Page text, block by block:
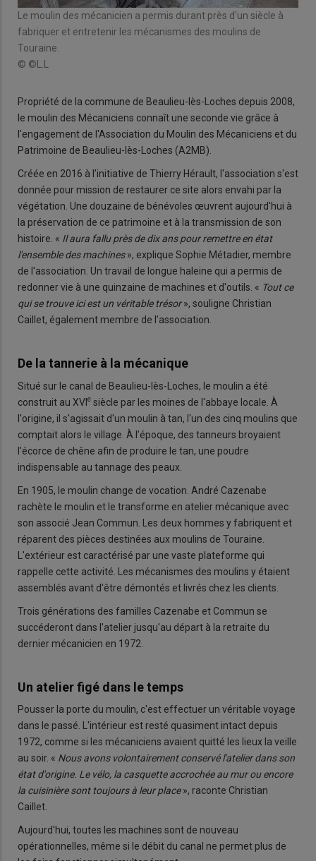
Le moulin des mécanicien a permis durant près d'un siècle à
fabriquer et entretenir les mécanismes des moulins de
Touraine.
© ©L.L
Propriété de la commune de Beaulieu-lès-Loches depuis 2008,
le moulin des Mécaniciens connaît une seconde vie grâce à
l'engagement de l'Association du Moulin des Mécaniciens et du
Patrimoine de Beaulieu-lès-Loches (A2MB).
Créée en 2016 à l'initiative de Thierry Hérault, l'association s'est
donnée pour mission de restaurer ce site alors envahi par la
végétation. Une douzaine de bénévoles œuvrent aujourd'hui à
la préservation de ce patrimoine et à la transmission de son
histoire. « Il aura fallu près de dix ans pour remettre en état
l'ensemble des machines», explique Sophie Métadier, membre
de l'association. Un travail de longue haleine qui a permis de
redonner vie à une quinzaine de machines et d'outils. « Tout ce
qui se trouve ici est un véritable trésor», souligne Christian
Caillet, également membre de l’association.
De la tannerie à la mécanique
Situé sur le canal de Beaulieu-lès-Loches, le moulin a été
construit au XVIe siècle par les moines de l'abbaye locale. À
l'origine, il s'agissait d'un moulin à tan, l'un des cinq moulins que
comptait alors le village. À l’époque, des tanneurs broyaient
l'écorce de chêne afin de produire le tan, une poudre
indispensable au tannage des peaux.
En 1905, le moulin change de vocation. André Cazenabe
rachète le moulin et le transforme en atelier mécanique avec
son associé Jean Commun. Les deux hommes y fabriquent et
réparent des pièces destinées aux moulins de Touraine.
L'extérieur est caractérisé par une vaste plateforme qui
rappelle cette activité. Les mécanismes des moulins y étaient
assemblés avant d'être démontés et livrés chez les clients.
Trois générations des familles Cazenabe et Commun se
succéderont dans l'atelier jusqu'au départ à la retraite du
dernier mécanicien en 1972.
Un atelier figé dans le temps
Pousser la porte du moulin, c'est effectuer un véritable voyage
dans le passé. L'intérieur est resté quasiment intact depuis
1972, comme si les mécaniciens avaient quitté les lieux la veille
au soir. « Nous avons volontairement conservé l'atelier dans son
état d'origine. Le vélo, la casquette accrochée au mur ou encore
la cuisinière sont toujours à leur place», raconte Christian
Caillet.
Aujourd'hui, toutes les machines sont de nouveau
opérationnelles, même si le débit du canal ne permet plus de